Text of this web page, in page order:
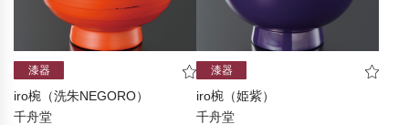
漆器
iro椀（洗朱NEGORO）
千舟堂
漆器
iro椀（姫紫）
千舟堂